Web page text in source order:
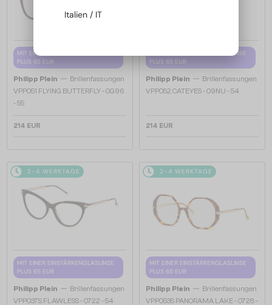
MIT EINER EINSTÄRKENGLASLINSE
PLUS 65 EUR
Philipp Plein — Brillenfassungen
VPP051 FLYING BUTTERFLY - 0G96
- 55
214 EUR
MIT EINER EINSTÄRKENGLASLINSE
PLUS 65 EUR
Philipp Plein — Brillenfassungen
VPP052 CATEYES - 09NU - 54
214 EUR
2-4 WERKTAGE
MIT EINER EINSTÄRKENGLASLINSE
PLUS 65 EUR
Philipp Plein — Brillenfassungen
VPP037S FLAWLESS - 0722 - 54
2-4 WERKTAGE
MIT EINER EINSTÄRKENGLASLINSE
PLUS 65 EUR
Philipp Plein — Brillenfassungen
VPP053S PANORAMA LAKE - 0728 -
Italien / IT